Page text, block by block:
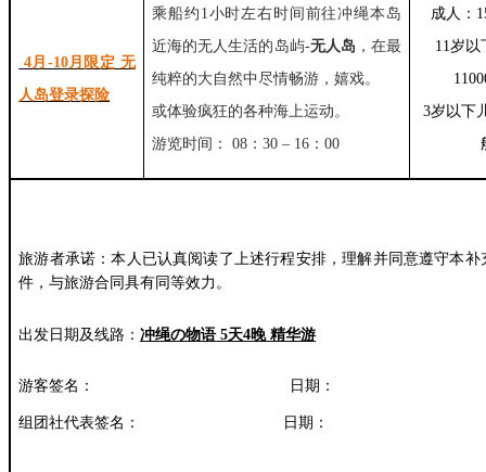
4月-10月限定 无
人岛登录探险
乘船约1小时左右时间前往冲绳本岛
近海的无人生活的岛屿-无人岛 ，在最
纯粹的大自然中尽情畅游，嬉戏。
或体验疯狂的各种海上运动。
游览时间： 08：30 – 16：00
成人：
11岁以
3岁以下
旅游者承诺：本人已认真阅读了上述行程安排，理解并同意遵守本
件，与旅游合同具有同等效力。
出发日期及线路：冲绳の物语5天4晚 精华游
游客签名： 日期：
组团社代表签名： 日期：